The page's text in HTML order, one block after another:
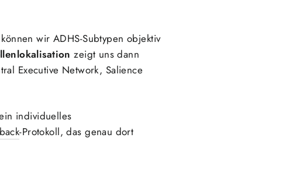
können wir ADHS-Subtypen objektiv
zeigt uns dann
Executive Network, Salience
individuelles
-Protokoll, das genau dort